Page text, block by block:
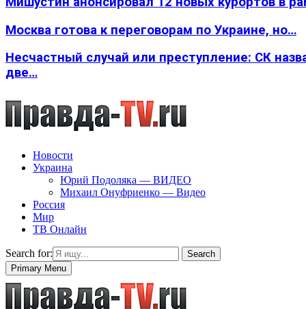
Москва готова к переговорам по Украине, но…
Несчастный случай или преступление: СК
две…
Новости
Украина
Юрий Подоляка — ВИДЕО
Михаил Онуфриенко — Видео
Россия
Мир
ТВ Онлайн
Search for:
Search
Primary Menu